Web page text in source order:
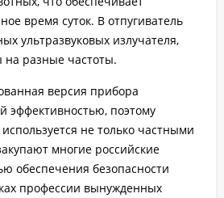
время суток. В отпугиватель
ультразвуковых излучателя,
на разные частоты.
версия прибора
эффективностью, поэтому
не только частными
многие российские
обеспечения безопасности
профессии вынужденных